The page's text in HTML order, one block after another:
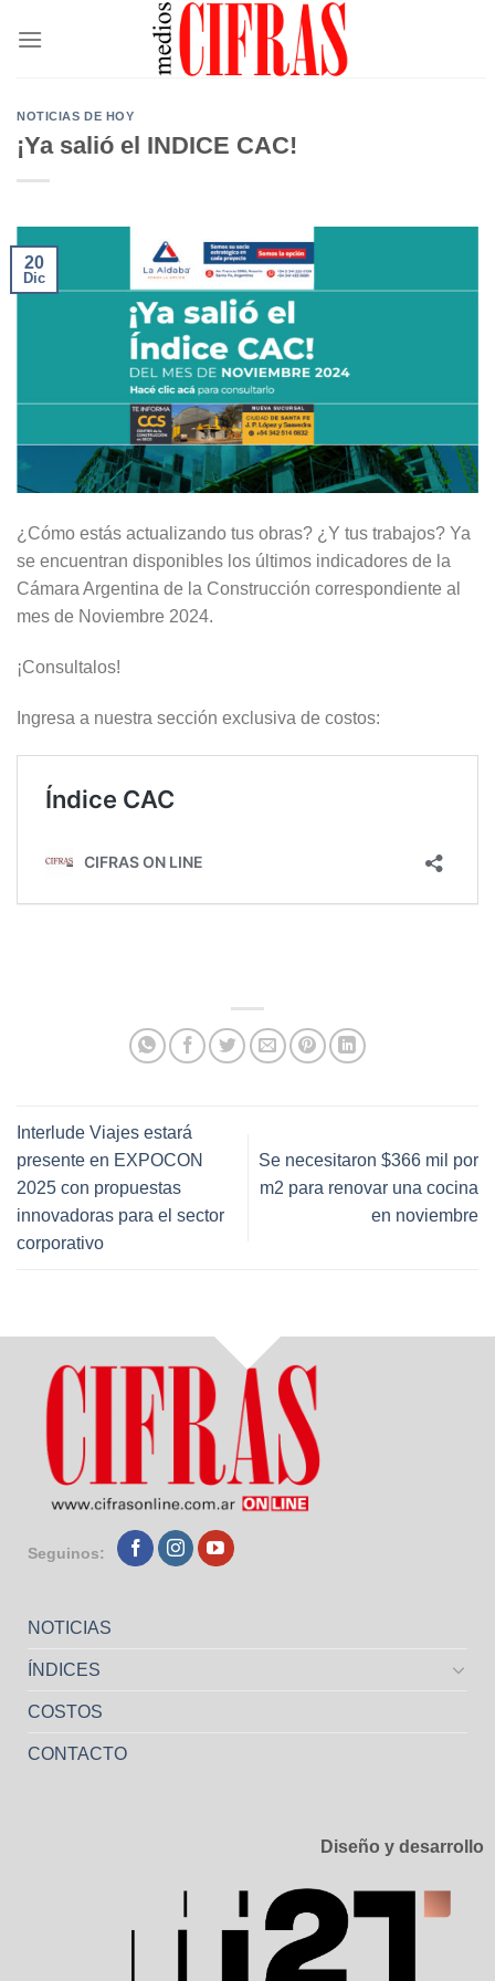
NOTICIAS DE HOY
¡Ya salió el INDICE CAC!
20
Dic
¿Cómo estás actualizando tus obras? ¿Y tus trabajos? Ya
se encuentran disponibles los últimos indicadores de la
Cámara Argentina de la Construcción correspondiente al
mes de Noviembre 2024.
¡Consultalos!
Ingresa a nuestra sección exclusiva de costos:
Interlude Viajes estará
presente en EXPOCON
2025 con propuestas
innovadoras para el sector
corporativo
Se necesitaron $366 mil por
m2 para renovar una cocina
en noviembre
Seguinos:
NOTICIAS
ÍNDICES
COSTOS
CONTACTO
Diseño y desarrollo